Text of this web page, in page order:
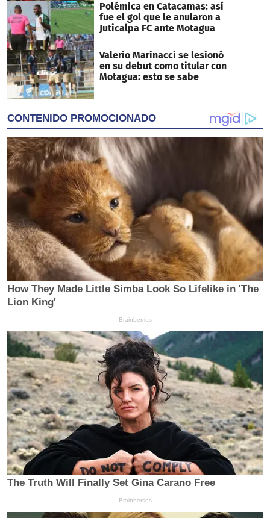
Polémica en Catacamas: así
fue el gol que le anularon a
Juticalpa FC ante Motagua
Valerio Marinacci se lesionó
en su debut como titular con
Motagua: esto se sabe